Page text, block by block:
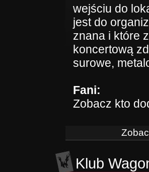
wejściu do
jest do
znana i które
koncertową
surowe,
Fani:
Zobacz kto
Klub